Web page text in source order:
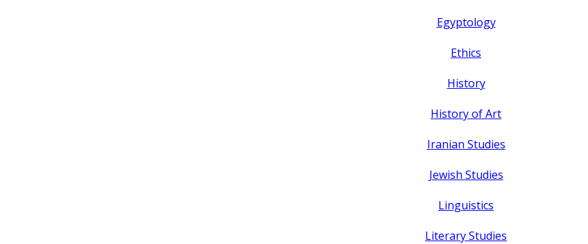
Egyptology
Ethics
History
History of Art
Iranian Studies
Jewish Studies
Linguistics
Literary Studies